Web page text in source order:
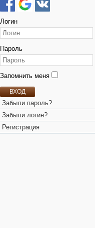
Логин
Пароль
Запомнить меня
ВХОД
Забыли пароль?
Забыли логин?
Регистрация